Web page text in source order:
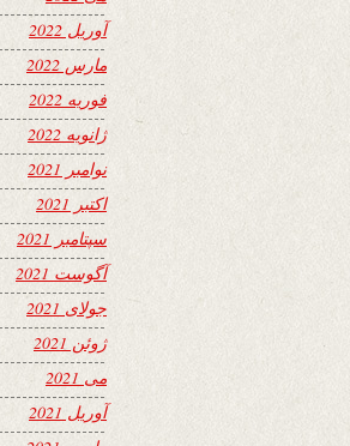
آوریل 2022
مارس 2022
فوریه 2022
ژانویه 2022
نوامبر 2021
اکتبر 2021
سپتامبر 2021
آگوست 2021
جولای 2021
ژوئن 2021
می 2021
آوریل 2021